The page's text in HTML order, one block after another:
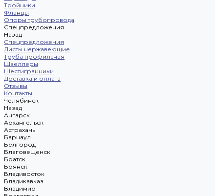
Тройники
Фланцы
Опоры трубопровода
Спецпредложения
Назад
Спецпредложения
Листы нержавеющие
Труба профильная
Швеллеры
Шестигранники
Доставка и оплата
Отзывы
Контакты
Челябинск
Назад
Ангарск
Архангельск
Астрахань
Барнаул
Белгород
Благовещенск
Братск
Брянск
Владивосток
Владикавказ
Владимир